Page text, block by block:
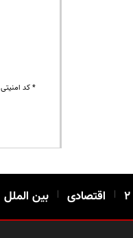
* کد امنیتی
| اقتصادی | بین الملل